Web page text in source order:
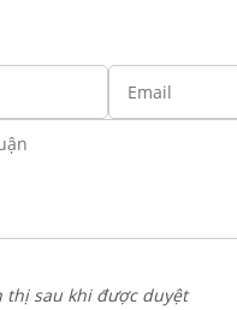
thị sau khi được duyệt